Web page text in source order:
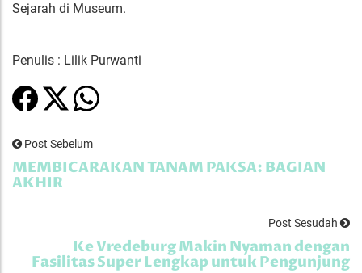
Sejarah di Museum.
Penulis : Lilik Purwanti
Post Sebelum
MEMBICARAKAN TANAM PAKSA: BAGIAN
AKHIR
Post Sesudah
Ke Vredeburg Makin Nyaman dengan
Fasilitas Super Lengkap untuk Pengunjung